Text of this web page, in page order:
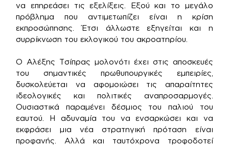
να επηρεάσει τις εξελίξεις. Εξού και το μεγάλο
πρόβλημα που αντιμετωπίζει είναι η κρίση
εκπροσώπησης. Έτσι άλλωστε εξηγείται και η
συρρίκνωση του εκλογικού του ακροατηρίου.
Ο Αλέξης Τσίπρας μολονότι έχει στις αποσκευές
του σημαντικές πρωθυπουργικές εμπειρίες,
δυσκολεύεται να αφομοιώσει τις απαραίτητες
ιδεολογικές και πολιτικές αναπροσαρμογές.
Ουσιαστικά παραμένει δέσμιος του παλιού του
εαυτού. Η αδυναμία του να ενσαρκώσει και να
εκφράσει μια νέα στρατηγική πρόταση είναι
προφανής. Αλλά και ταυτόχρονα τροφοδοτεί